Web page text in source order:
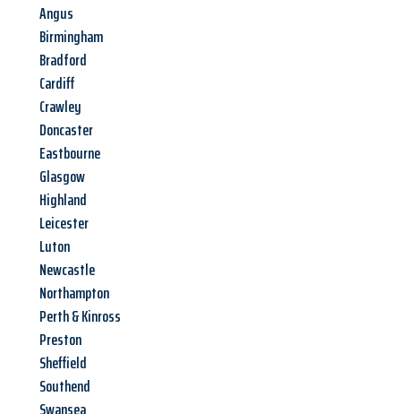
Angus
Birmingham
Bradford
Cardiff
Crawley
Doncaster
Eastbourne
Glasgow
Highland
Leicester
Luton
Newcastle
Northampton
Perth & Kinross
Preston
Sheffield
Southend